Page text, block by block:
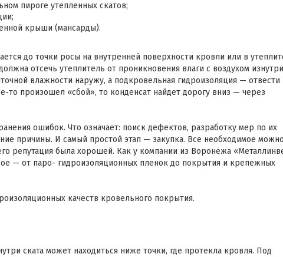
пироге утепленных скатов;
крыши (мансарды).
до точки росы на внутренней поверхности кровли или в
отсечь утеплитель от проникновения влаги с воздухом
влажности наружу, а подкровельная гидроизоляция — отвести
то произошел «сбой», то конденсат найдет дорогу вниз — через
ошибок. Что означает: поиск дефектов, разработку мер по их
причины. И самый простой этап — закупка. Все необходимое можно
репутация была хорошей. Как у компании из Воронежа
— от паро- гидроизоляционных пленок до покрытия и крепежных
качеств кровельного покрытия.
ската может находиться ниже точки, где протекла кровля. Под